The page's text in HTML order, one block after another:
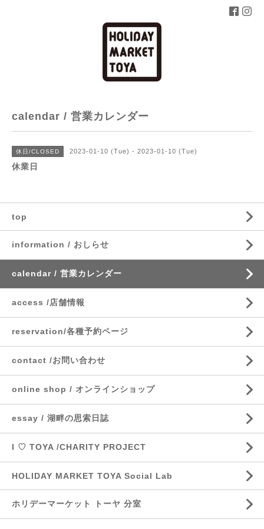
calendar / 営業カレンダー
休日/CLOSED 2023-01-10 (Tue) - 2023-01-10 (Tue)
休業日
top
information / おしらせ
calendar / 営業カレンダー
access /店舗情報
reservation/各種予約ページ
contact /お問い合わせ
online shop / オンラインショップ
essay / 湖畔の思索日誌
I ♡ TOYA /CHARITY PROJECT
HOLIDAY MARKET TOYA Social Lab
ホリデーマーケット トーヤ 分室